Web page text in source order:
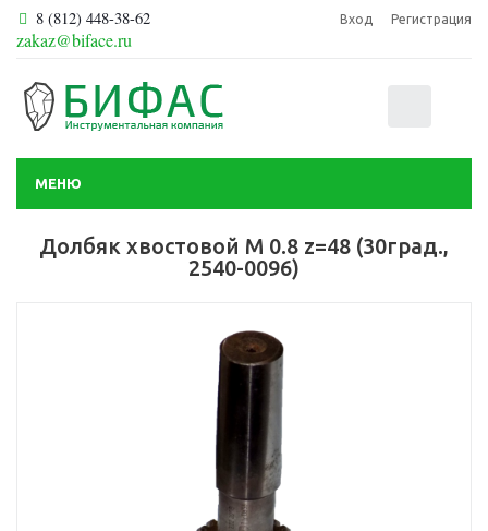
8 (812) 448-38-62
zakaz@biface.ru
Вход Регистрация
МЕНЮ
Долбяк хвостовой М 0.8 z=48 (30град.,
2540-0096)